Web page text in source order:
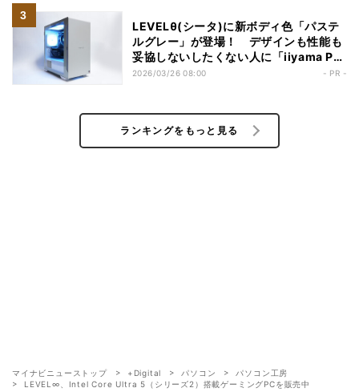
LEVELθ(シータ)に新ボディ色「パステ
ルグレー」が登場！ デザインも性能も
妥協しないしたくない人に「iiyama PC
LEVEL-M1AM-R77-RKX」
2026/03/26 08:00 - PR -
ランキングをもっと見る
マイナビニューストップ +Digital パソコン
パソコン工房
LEVEL∞、Intel Core Ultra 5（シリーズ2）搭載ゲーミングPCを販売中